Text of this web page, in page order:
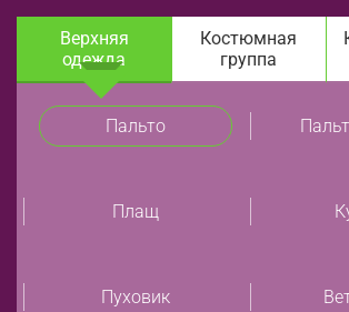
Верхняя
одежда
Костюмная
группа
Пальто
Плащ
Пуховик